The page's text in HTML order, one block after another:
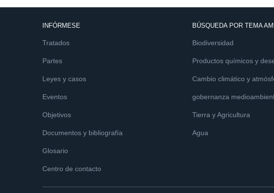
INFÓRMESE
Tratados
Partes
Leyes y casos
Eventos
Objetivos
Documentos y bibliografía
Glosario
Centro de contacto
BÚSQUEDA POR TEMA
Biodiversidad
Productos químicos y
Cambio climático y
gobernanza
Tierra y Agricultura
Agua